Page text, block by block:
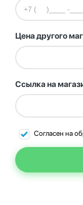
Цена другого
Ссылка на
Согласен на